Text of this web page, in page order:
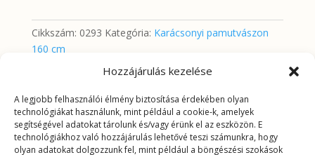
Hozzájárulás kezelése
A legjobb felhasználói élmény biztosítása érdekében olyan
technológiákat használunk, mint például a cookie-k, amelyek
segítségével adatokat tárolunk és/vagy érünk el az eszközön. E
technológiákhoz való hozzájárulás lehetővé teszi számunkra, hogy
olyan adatokat dolgozzunk fel, mint például a böngészési szokások
Cikkszám: 0293 Kategória: Karácsonyi pamutvászon
160 cm
További információk